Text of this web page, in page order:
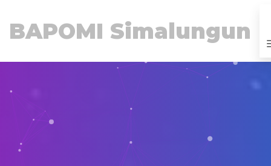
BAPOMI Simalungun